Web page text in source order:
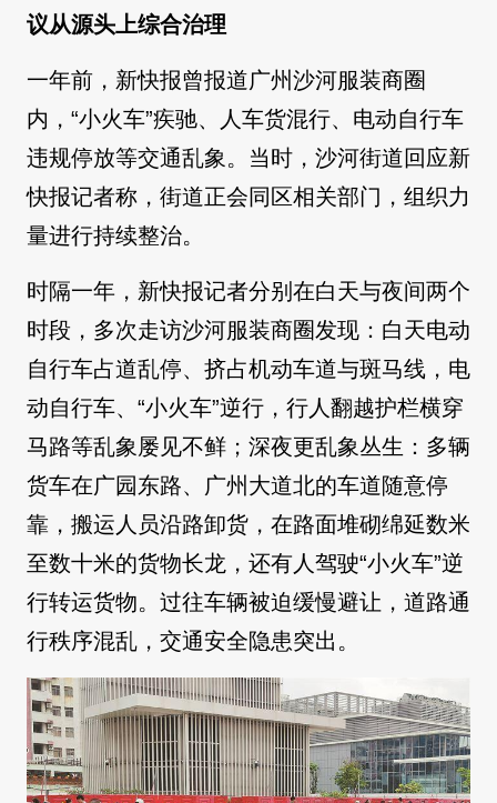
议从源头上综合治理
一年前，新快报曾报道广州沙河服装商圈
内，“小火车”疾驰、人车货混行、电动自行车
违规停放等交通乱象。当时，沙河街道回应新
快报记者称，街道正会同区相关部门，组织力
量进行持续整治。
时隔一年，新快报记者分别在白天与夜间两个
时段，多次走访沙河服装商圈发现：白天电动
自行车占道乱停、挤占机动车道与斑马线，电
动自行车、“小火车”逆行，行人翻越护栏横穿
马路等乱象屡见不鲜；深夜更乱象丛生：多辆
货车在广园东路、广州大道北的车道随意停
靠，搬运人员沿路卸货，在路面堆砌绵延数米
至数十米的货物长龙，还有人驾驶“小火车”逆
行转运货物。过往车辆被迫缓慢避让，道路通
行秩序混乱，交通安全隐患突出。